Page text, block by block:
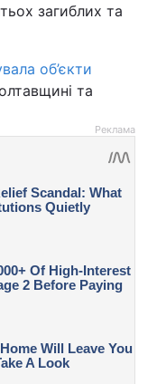
загиблих та
об’єкти
та
Реклама